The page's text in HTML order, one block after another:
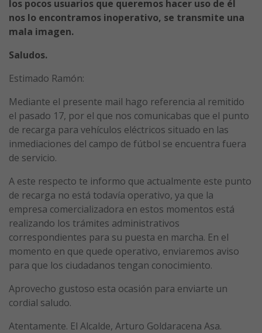
los pocos usuarios que queremos hacer uso de él
nos lo encontramos inoperativo, se transmite una
mala imagen.
Saludos.
Estimado Ramón:
Mediante el presente mail hago referencia al remitido
el pasado 17, por el que nos comunicabas que el punto
de recarga para vehículos eléctricos situado en las
inmediaciones del campo de fútbol se encuentra fuera
de servicio.
A este respecto te informo que actualmente este punto
de recarga no está todavía operativo, ya que la
empresa comercializadora en estos momentos está
realizando los trámites administrativos
correspondientes para su puesta en marcha. En el
momento en que quede operativo, enviaremos aviso
para que los ciudadanos tengan conocimiento.
Aprovecho gustoso esta ocasión para enviarte un
cordial saludo.
Atentamente. El Alcalde, Arturo Goldaracena Asa.